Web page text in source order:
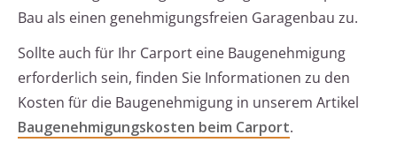
Bau als einen genehmigungsfreien Garagenbau zu.
Sollte auch für Ihr Carport eine Baugenehmigung
erforderlich sein, finden Sie Informationen zu den
Kosten für die Baugenehmigung in unserem Artikel
Baugenehmigungskosten beim Carport.